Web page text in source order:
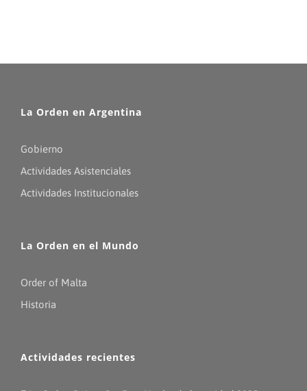
La Orden en Argentina
Gobierno
Actividades Asistenciales
Actividades Institucionales
La Orden en el Mundo
Order of Malta
Historia
Actividades recientes